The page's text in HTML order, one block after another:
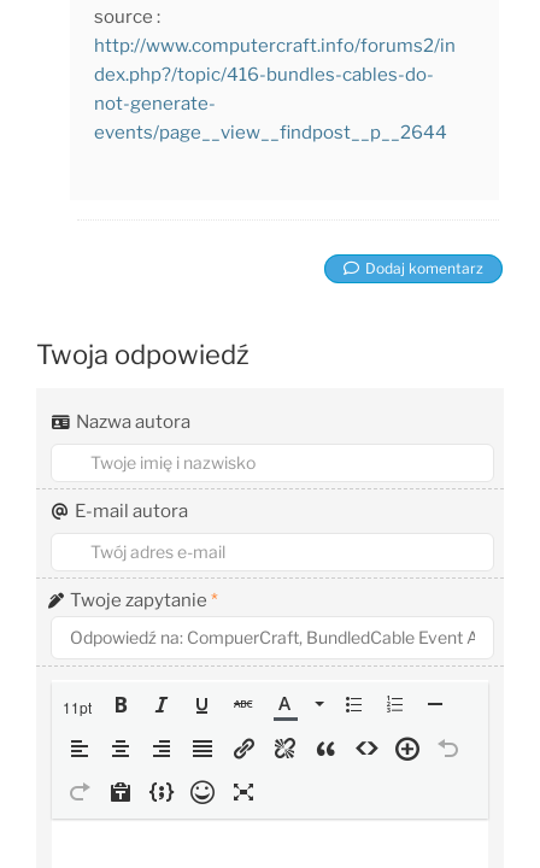
source :
http://www.computercraft.info/forums2/in
dex.php?/topic/416-bundles-cables-do-
not-generate-
events/page__view__findpost__p__2644
Dodaj komentarz
Twoja odpowiedź
Nazwa autora
E-mail autora
Twoje zapytanie *
11pt